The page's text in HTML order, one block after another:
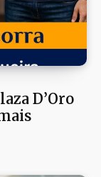
D’Oro